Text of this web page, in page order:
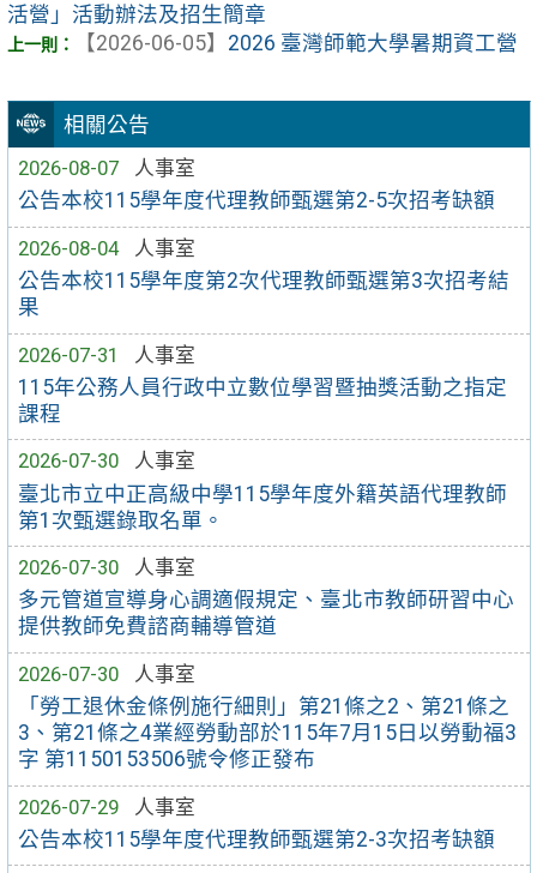
相關公告
2026-08-07
人事室
公告本校115學年度代理教師甄選第2-5次招考缺額
2026-08-04
人事室
公告本校115學年度第2次代理教師甄選第3次招考結
果
2026-07-31
人事室
115年公務人員行政中立數位學習暨抽獎活動之指定
課程
2026-07-30
人事室
臺北市立中正高級中學115學年度外籍英語代理教師
第1次甄選錄取名單。
2026-07-30
人事室
多元管道宣導身心調適假規定、臺北市教師研習中心
提供教師免費諮商輔導管道
2026-07-30
人事室
「勞工退休金條例施行細則」第21條之2、第21條之
3、第21條之4業經勞動部於115年7月15日以勞動福3
字 第1150153506號令修正發布
2026-07-29
人事室
公告本校115學年度代理教師甄選第2-3次招考缺額
活營」活動辦法及招生簡章
【2026-06-05】 2026 臺灣師範大學暑期資工營